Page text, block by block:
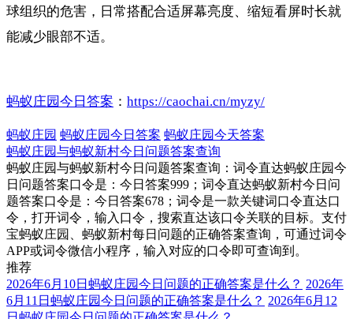
球组织的危害，日常搭配合适屏幕亮度、缩短看屏时长就
能减少眼部不适。
蚂蚁庄园今日答案 ： https://caochai.cn/myzy/
蚂蚁庄园 蚂蚁庄园今日答案 蚂蚁庄园今天答案
蚂蚁庄园与蚂蚁新村今日问题答案查询
蚂蚁庄园与蚂蚁新村今日问题答案查询：词令直达蚂蚁庄园今
日问题答案口令是：今日答案999；词令直达蚂蚁新村今日问
题答案口令是：今日答案678；词令是一款关键词口令直达口
令，打开词令，输入口令，搜索直达该口令关联的目标。支付
宝蚂蚁庄园、蚂蚁新村每日问题的正确答案查询，可通过词令
APP或词令微信小程序，输入对应的口令即可查询到。
推荐
2026年6月10日蚂蚁庄园今日问题的正确答案是什么？ 2026年
6月11日蚂蚁庄园今日问题的正确答案是什么？ 2026年6月12